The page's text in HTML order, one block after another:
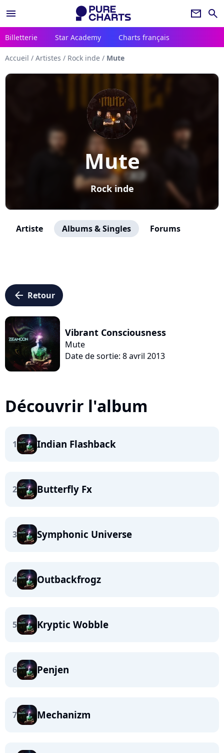
menu newsletter search
Billetterie Star Academy Charts français
Accueil / Artistes / Rock inde / Mute
Mute
Rock inde
Artiste Albums & Singles Forums
arrow_left Retour
Vibrant Consciousness
Mute
Date de sortie: 8 avril 2013
Découvrir l'album
1 Indian Flashback
2 Butterfly Fx
3 Symphonic Universe
4 Outbackfrogz
5 Kryptic Wobble
6 Penjen
7 Mechanizm